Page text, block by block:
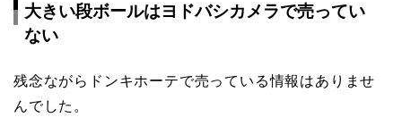
大きい段ボールはヨドバシカメラで売ってい
ない
残念ながらドンキホーテで売っている情報はありませ
んでした。